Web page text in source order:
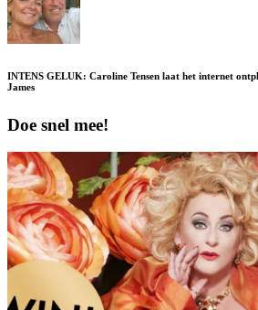
INTENS GELUK: Caroline Tensen laat het internet
James
Doe snel mee!